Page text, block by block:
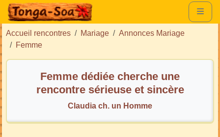
Accueil rencontres Mariage
Annonces Mariage
Femme
Femme dédiée cherche une
rencontre sérieuse et sincère
Claudia ch. un Homme